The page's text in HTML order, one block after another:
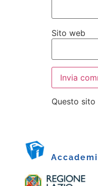
Sito web
Questo